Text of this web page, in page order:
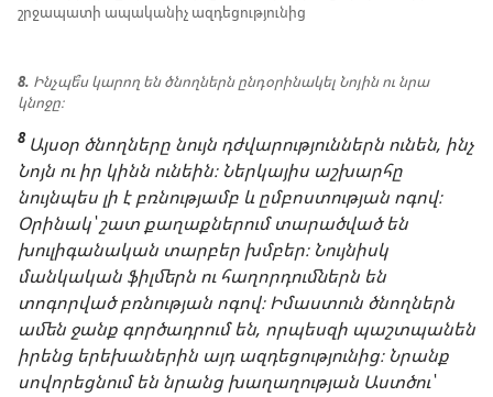
շրջապատի ապականիչ ազդեցությունից
8. Ինչպե՞ս կարող են ծնողներն ընդօրինակել Նոյին ու նրա
կնոջը։
8 Այսօր ծնողները նույն դժվարություններն ունեն, ինչ
Նոյն ու իր կինն ունեին։ Ներկայիս աշխարհը
նույնպես լի է բռնությամբ և ըմբոստության ոգով։
Օրինակ՝ շատ քաղաքներում տարածված են
խուլիգանական տարբեր խմբեր։ Նույնիսկ
մանկական ֆիլմերն ու հաղորդումներն են
տոգորված բռնության ոգով։ Իմաստուն ծնողներն
ամեն ջանք գործադրում են, որպեսզի պաշտպանեն
իրենց երեխաներին այդ ազդեցությունից։ Նրանք
սովորեցնում են նրանց խաղաղության Աստծու՝